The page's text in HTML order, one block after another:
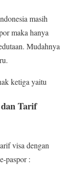
masih
maka hanya
Mudahnya
ketiga yaitu
Tarif
visa dengan
paspor :